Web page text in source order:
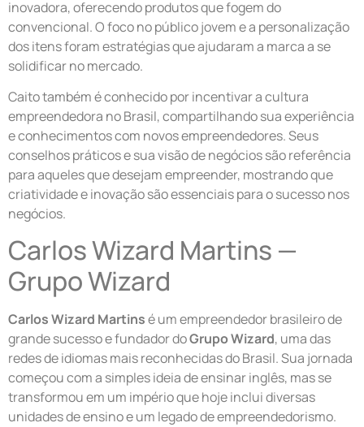
inovadora, oferecendo produtos que fogem do
convencional. O foco no público jovem e a personalização
dos itens foram estratégias que ajudaram a marca a se
solidificar no mercado.
Caito também é conhecido por incentivar a cultura
empreendedora no Brasil, compartilhando sua experiência
e conhecimentos com novos empreendedores. Seus
conselhos práticos e sua visão de negócios são referência
para aqueles que desejam empreender, mostrando que
criatividade e inovação são essenciais para o sucesso nos
negócios.
Carlos Wizard Martins —
Grupo Wizard
Carlos Wizard Martinsé um empreendedor brasileiro de
grande sucesso e fundador doGrupo Wizard, uma das
redes de idiomas mais reconhecidas do Brasil. Sua jornada
começou com a simples ideia de ensinar inglês, mas se
transformou em um império que hoje inclui diversas
unidades de ensino e um legado de empreendedorismo.